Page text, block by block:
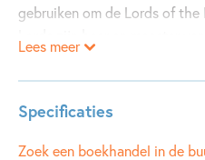
gebruiken om de Lords of the
vindt dat ze zijn gezag
voor Thomas en zijn vader
hun opdracht eigenlijk is...
Lees meer
Specificaties
Leeftijdsindicatie: 12 - 15
Zoek een boekhandel in de